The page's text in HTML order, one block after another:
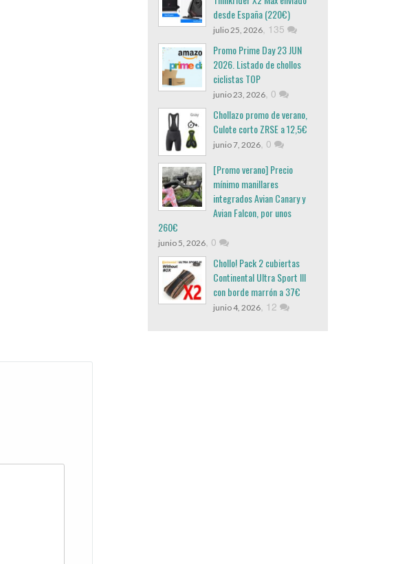
desde España (220€)
julio 25, 2026, 135
Promo Prime Day 23 JUN
2026. Listado de chollos
ciclistas TOP
junio 23, 2026, 0
Chollazo promo de verano,
Culote corto ZRSE a 12,5€
junio 7, 2026, 0
[Promo verano] Precio
mínimo manillares
integrados Avian Canary y
Avian Falcon, por unos
260€
junio 5, 2026, 0
Chollo! Pack 2 cubiertas
Continental Ultra Sport III
con borde marrón a 37€
junio 4, 2026, 12